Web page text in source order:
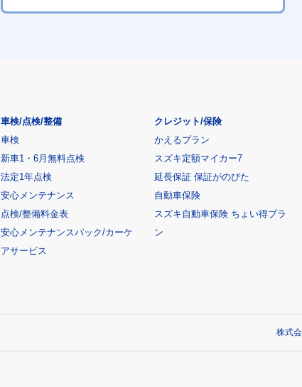
車検/点検/整備
車検
新車1・6月無料点検
法定1年点検
安心メンテナンス
点検/整備料金表
安心メンテナンスパック/カーケ
アサービス
クレジット/保険
かえるプラン
スズキ定額マイカー7
延長保証 保証がのびた
自動車保険
スズキ自動車保険 ちょい得プラ
ン
株式